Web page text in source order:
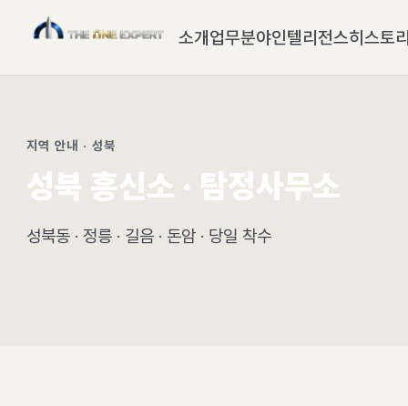
소개업무분야인텔리전스히스토
지역 안내 · 성북
성북 흥신소 · 탐정사무소
성북동 · 정릉 · 길음 · 돈암 · 당일 착수